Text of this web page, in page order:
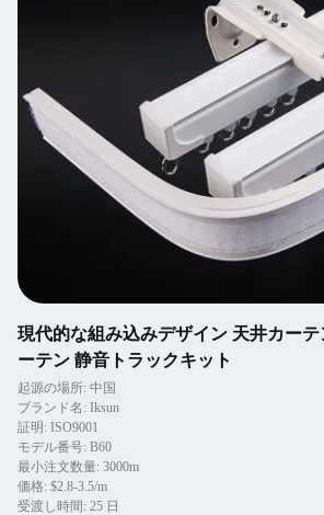
現代的な組み込みデザイン 天井カー
ーテン 静音トラックキット
起源の場所: 中国
ブランド名: Iksun
証明: ISO9001
モデル番号: B60
最小注文数量: 3000m
価格: $2.8-3.5/m
受渡し時間: 25 日